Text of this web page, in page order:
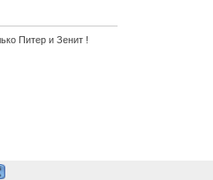
Питер и Зенит !